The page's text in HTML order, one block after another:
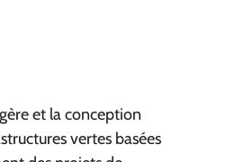
et la conception
vertes basées